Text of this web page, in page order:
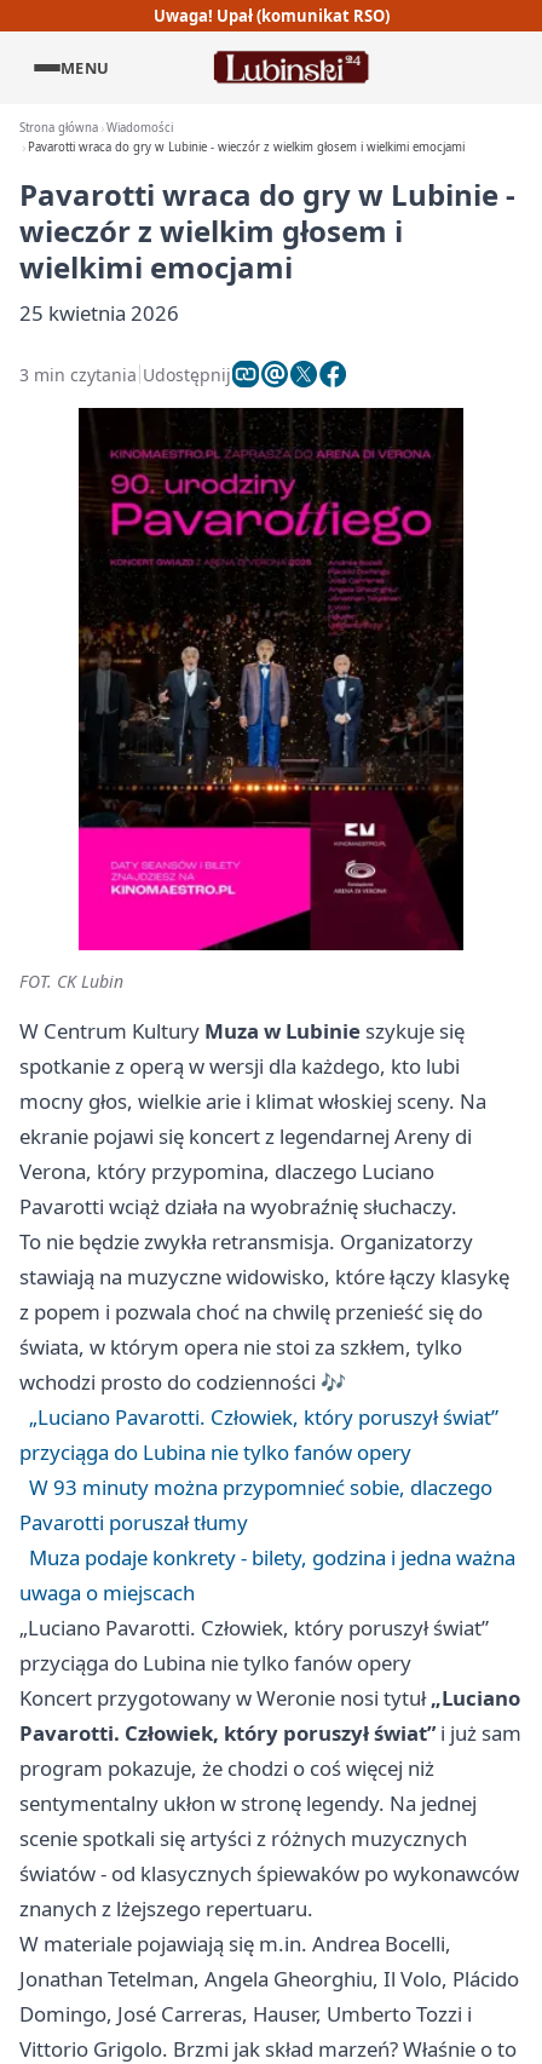
Uwaga! Upał (komunikat RSO)
MENU
Strona główna Wiadomości
Pavarotti wraca do gry w Lubinie - wieczór z wielkim głosem i wielkimi emocjami
Pavarotti wraca do gry w Lubinie -
wieczór z wielkim głosem i
wielkimi emocjami
25 kwietnia 2026
3 min czytania Udostępnij
FOT. CK Lubin
W Centrum Kultury Muza w Lubinie szykuje się
spotkanie z operą w wersji dla każdego, kto lubi
mocny głos, wielkie arie i klimat włoskiej sceny. Na
ekranie pojawi się koncert z legendarnej Areny di
Verona, który przypomina, dlaczego Luciano
Pavarotti wciąż działa na wyobraźnię słuchaczy.
To nie będzie zwykła retransmisja. Organizatorzy
stawiają na muzyczne widowisko, które łączy klasykę
z popem i pozwala choć na chwilę przenieść się do
świata, w którym opera nie stoi za szkłem, tylko
wchodzi prosto do codzienności 🎶
„Luciano Pavarotti. Człowiek, który poruszył świat”
przyciąga do Lubina nie tylko fanów opery
W 93 minuty można przypomnieć sobie, dlaczego
Pavarotti poruszał tłumy
Muza podaje konkrety - bilety, godzina i jedna ważna
uwaga o miejscach
„Luciano Pavarotti. Człowiek, który poruszył świat”
przyciąga do Lubina nie tylko fanów opery
Koncert przygotowany w Weronie nosi tytuł„Luciano
Pavarotti. Człowiek, który poruszył świat”i już sam
program pokazuje, że chodzi o coś więcej niż
sentymentalny ukłon w stronę legendy. Na jednej
scenie spotkali się artyści z różnych muzycznych
światów - od klasycznych śpiewaków po wykonawców
znanych z lżejszego repertuaru.
W materiale pojawiają się m.in. Andrea Bocelli,
Jonathan Tetelman, Angela Gheorghiu, Il Volo, Plácido
Domingo, José Carreras, Hauser, Umberto Tozzi i
Vittorio Grigolo. Brzmi jak skład marzeń? Właśnie o to